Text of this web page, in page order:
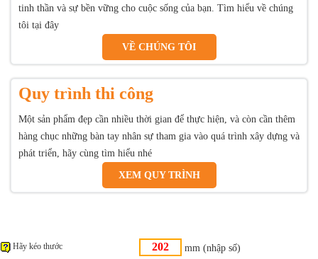
tinh thần và sự bền vững cho cuộc sống của bạn. Tìm hiểu về chúng
tôi tại đây
VỀ CHÚNG TÔI
Quy trình thi công
Một sản phẩm đẹp cần nhiều thời gian để thực hiện, và còn cần thêm
hàng chục những bàn tay nhân sự tham gia vào quá trình xây dựng và
phát triển, hãy cùng tìm hiểu nhé
XEM QUY TRÌNH
mm (nhập số)
Hãy kéo thước